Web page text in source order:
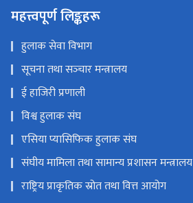
महत्त्वपूर्ण लिङ्कहरू
हुलाक सेवा विभाग
सूचना तथा सञ्‍चार मन्त्रालय
ई हाजिरी प्रणाली
विश्व हुलाक संघ
एसिया प्यासिफिक हुलाक संघ
संघीय मामिला तथा सामान्य प्रशासन मन्त्रालय
राष्ट्रिय प्राकृतिक स्रोत तथा वित्त आयोग